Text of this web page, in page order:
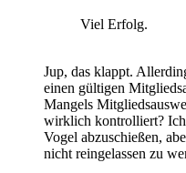
Viel Erfolg.
Jup, das klappt.
einen gültigen
Mangels
wirklich kontrolliert?
Vogel abzuschießen,
nicht reingelassen zu